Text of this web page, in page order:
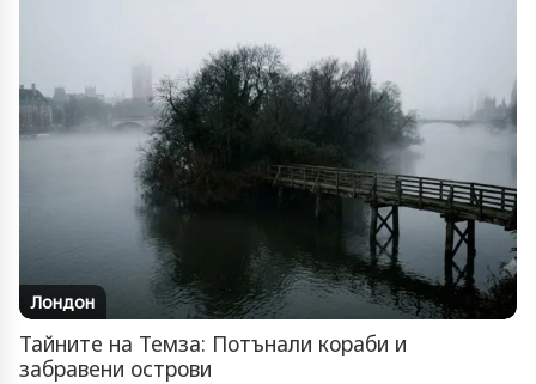
Лондон
Тайните на Темза: Потънали кораби и
забравени острови